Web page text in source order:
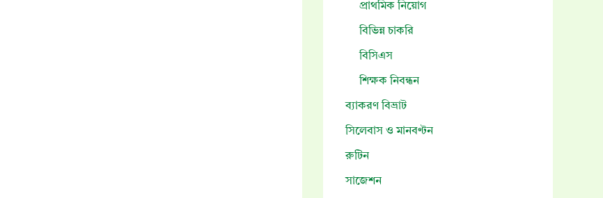
প্রাথমিক নিয়োগ
বিভিন্ন চাকরি
বিসিএস
শিক্ষক নিবন্ধন
ব্যাকরণ বিভ্রাট
সিলেবাস ও মানবণ্টন
রুটিন
সাজেশন